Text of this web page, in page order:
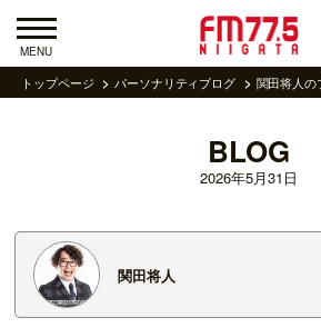
MENU
トップページ パーソナリティブログ 関田将人の
BLOG
2026年5月31日
関田将人